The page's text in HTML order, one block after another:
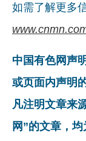
如需了解更多
中国有色网声
或页面内声明
凡注明文章来
网”的文章，